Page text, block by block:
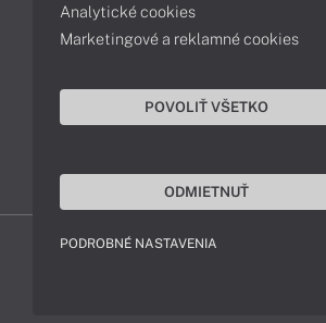
Kontakty
043 4224 771
Obchodné
HP-SHOP © 2012 - 2026 Všetky
Analytické cookies
Marketingové a reklamné cookies
POVOLIŤ VŠETKO
ODMIETNUŤ
PODROBNÉ NASTAVENIA